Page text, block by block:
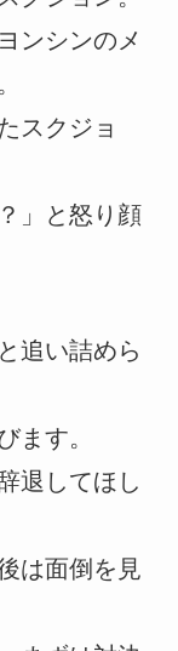
ンシンのメ
スクジョ
」と怒り顔
追い詰めら
ます。
退してほし
は面倒を見